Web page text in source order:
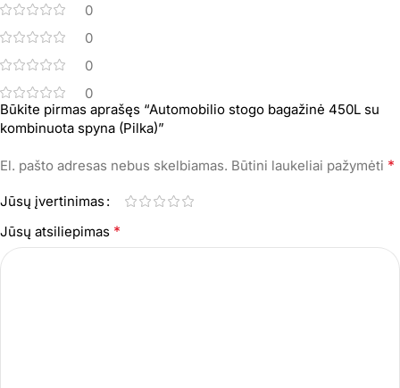
0
0
0
0
Būkite pirmas aprašęs “Automobilio stogo bagažinė 450L su
kombinuota spyna (Pilka)”
El. pašto adresas nebus skelbiamas. Būtini laukeliai pažymėti *
Jūsų įvertinimas
Jūsų atsiliepimas *